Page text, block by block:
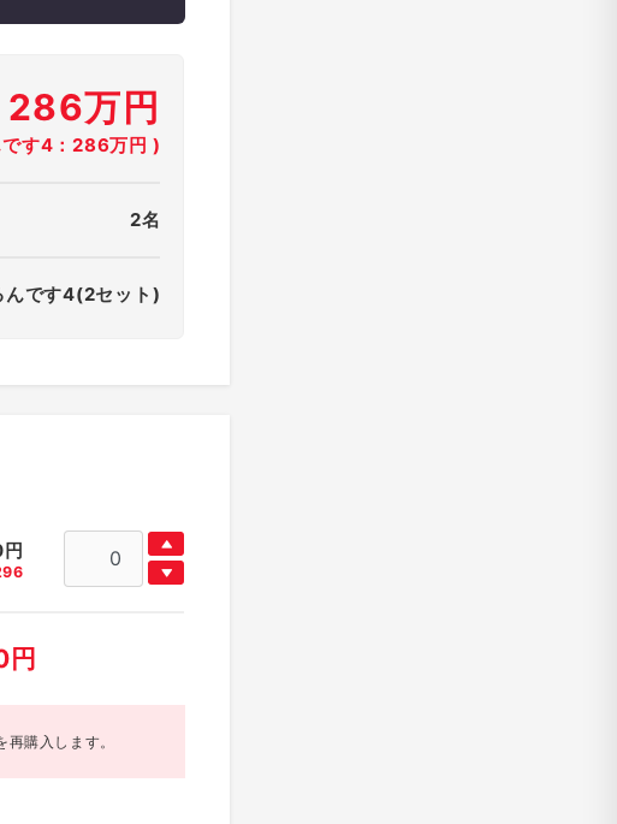
286万円
です4：286万円 )
2名
んです4(2セット)
円
円
購入します。